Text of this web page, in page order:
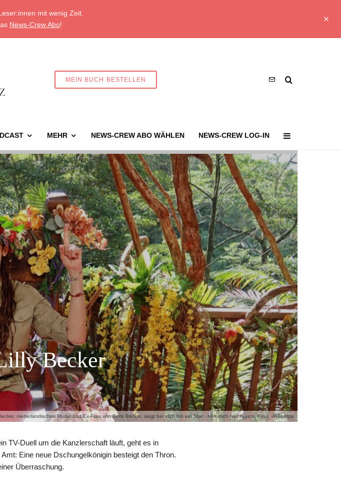
mit wenig Zeit.
News-Crew Abo!
MEIN BUCH BESTELLEN
MEHR NEWS-CREW ABO WÄHLEN NEWS-CREW LOG-IN
niederländisches Model und Ex-Frau von Boris Becker, siegt bei «Ich bin ein Star - Holt mich hier raus!». Foto: -/RTL/dpa
Becker
TV-Duell um die Kanzlerschaft läuft, geht es in
Eine neue Dschungelkönigin besteigt den Thron.
Überraschung.